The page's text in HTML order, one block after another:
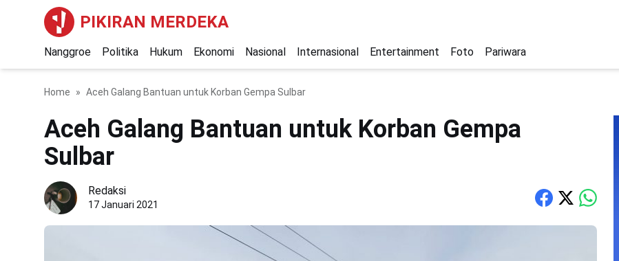
PIKIRAN MERDEKA
Nanggroe Politika Hukum Ekonomi Nasional Internasional Entertainment Foto Pariwara
Home Aceh Galang Bantuan untuk Korban Gempa Sulbar
Aceh Galang Bantuan untuk Korban Gempa
Sulbar
Redaksi
17 Januari 2021